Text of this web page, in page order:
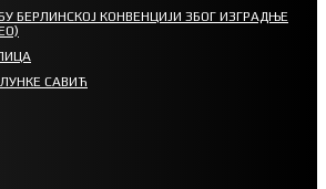
БЕРЛИНСКОЈ КОНВЕНЦИЈИ ЗБОГ ИЗГРАДЊЕ
САВИЋ